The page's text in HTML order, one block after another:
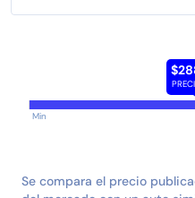
Min
Se compara el precio